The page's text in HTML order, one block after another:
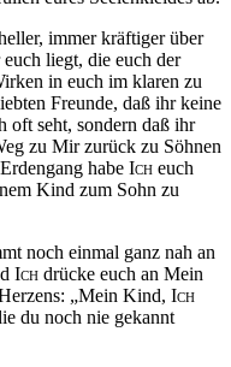
immer kräftiger über
liegt, die euch der
in euch im klaren zu
Freunde, daß ihr keine
oft seht, sondern daß ihr
zu Mir zurück zu Söhnen
habe Ich euch
Kind zum Sohn zu
noch einmal ganz nah an
Ich drücke euch an Mein
„Mein Kind, Ich
du noch nie gekannt